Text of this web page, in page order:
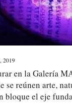
2019
en la Galería
se reúnen arte,
el eje